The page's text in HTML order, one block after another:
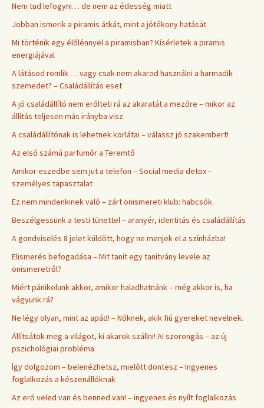
Nem tud lefogyni… de nem az édesség miatt
Jobban ismerik a piramis átkát, mint a jótékony hatását
Mi történik egy élőlénnyel a piramisban? Kísérletek a piramis
energiájával
A látásod romlik … vagy csak nem akarod használni a harmadik
szemedet? – Családállítás eset
A jó családállító nem erőlteti rá az akaratát a mezőre – mikor az
állítás teljesen más irányba visz
A családállítónak is lehetnek korlátai – válassz jó szakembert!
Az első számú parfümőr a Teremtő
Amikor eszedbe sem jut a telefon – Social media detox –
személyes tapasztalat
Ez nem mindenkinek való – zárt önismereti klub: habcsók.
Beszélgessünk a testi tünettel – aranyér, identitás és családállítás
A gondviselés 8 jelet küldött, hogy ne menjek el a színházba!
Elismerés befogadása – Mit tanít egy tanítvány levele az
önismeretről?
Miért pánikolunk akkor, amikor haladhatnánk – még akkor is, ha
vágyunk rá?
Ne légy olyan, mint az apád! – Nőknek, akik fiú gyereket nevelnek.
Állítsátok meg a világot, ki akarok szállni! AI szorongás – az új
pszichológiai probléma
Így dolgozom – belenézhetsz, mielőtt döntesz – Ingyenes
foglalkozás a készenállóknak
Az erő veled van és benned van! – ingyenes és nyílt foglalkozás